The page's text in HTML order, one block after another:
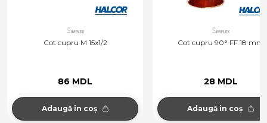
Cot cupru M 15x1/2
86 MDL
Adaugă în coș
Cot cupru 90° FF 18 mm
28 MDL
Adaugă în coș